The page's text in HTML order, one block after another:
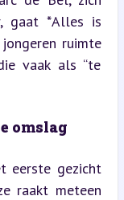
gaat *Alles is
ruimte
vaak als “te
omslag
eerste gezicht
raakt meteen